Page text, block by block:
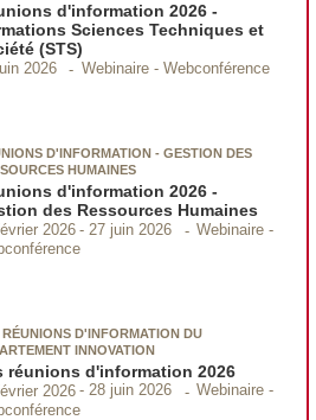
d'information 2026 -
Sciences Techniques et
(STS)
2026 Webinaire - Webconférence
D'INFORMATION - GESTION DES
HUMAINES
d'information 2026 -
des Ressources Humaines
2026 27 juin 2026
Webinaire -
RÉUNIONS D'INFORMATION DU
INNOVATION
réunions d'information 2026
2026 28 juin 2026
Webinaire -